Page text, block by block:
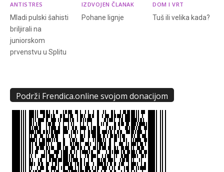
ANTISTRES
Mladi pulski šahisti
briljirali na
juniorskom
prvenstvu u Splitu
IZDVOJEN ČLANAK
Pohane lignje
DOM I VRT
Tuš ili velika kada?
Podrži Frendica.online svojom donacijom